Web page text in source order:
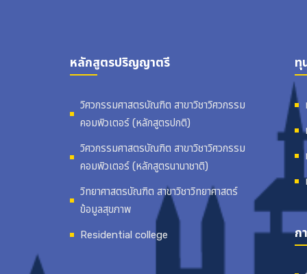
หลักสูตรปริญญาตรี
วิศวกรรมศาสตรบัณฑิต สาขาวิชาวิศวกรรม
คอมพิวเตอร์ (หลักสูตรปกติ)
วิศวกรรมศาสตรบัณฑิต สาขาวิชาวิศวกรรม
คอมพิวเตอร์ (หลักสูตรนานาชาติ)
วิทยาศาสตรบัณฑิต สาขาวิชาวิทยาศาสตร์
ข้อมูลสุขภาพ
Residential college
ทุ
ก